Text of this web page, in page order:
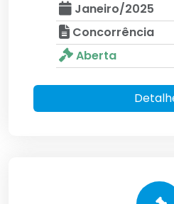
Janeiro/2025
Concorrência
Aberta